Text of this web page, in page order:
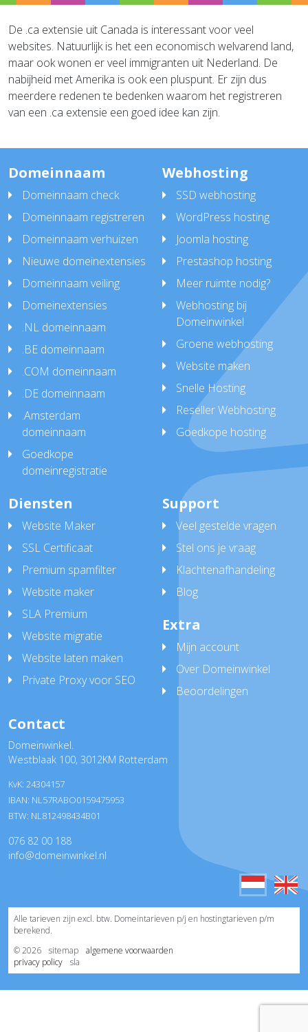
De .ca extensie uit Canada is interessant voor veel
websites. Natuurlijk is het een economisch welvarend land,
maar ook wonen er veel immigranten uit Nederland. De
nabijheid met Amerika is ook een pluspunt. Er zijn dus
meerdere redenen te bedenken waarom het registreren
van een .ca extensie een goed idee kan zijn.
Domeinnaam
Domeinnaam check
Domeinnaam registreren
Domeinnaam verhuizen
Nieuwe domeinextensies
Domeinnaam veiling
Domeinextensies
.NL domeinnaam
.BE domeinnaam
.COM domeinnaam
.DE domeinnaam
.Amsterdam
domeinnaam
Goedkope
domeinregistratie
Webhosting
SSD webhosting
WordPress hosting
Joomla hosting
Prestashop hosting
Meer ruimte nodig?
Webhosting bij
Domeinwinkel
Groene webhosting
Website maken
Snelle Hosting
Reseller Webhosting
Goedkope hosting
Diensten
Website Maker
SSL Certificaat
Premium spamfilter
Website maker
SLA Premium
Website migratie
Website laten maken
Private Proxy voor SEO
Support
Veel gestelde vragen
Stel ons je vraag
Klachtenafhandeling
Blog
Extra
Mijn account
Over Domeinwinkel
Beoordelingen
Contact
Domeinwinkel.
Westblaak 100, 3012KM Rotterdam
KvK: 24304157
IBAN: NL57RABO0159475953
BTW: NL812498434B01
076 82 00 188
info@domeinwinkel.nl
Alle tarieven zijn excl. btw. Domeintarieven p/j en hostingtarieven p/m
berekend.
© 2026
sitemap
algemene voorwaarden
privacy policy
sla